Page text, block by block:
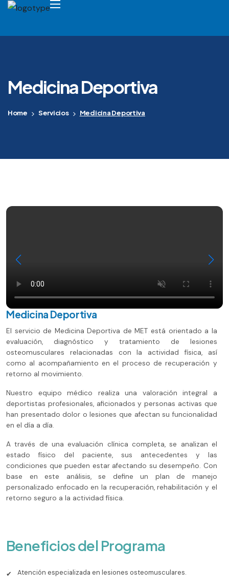
Medicina Deportiva
Home Servicios Medicina Deportiva
Medicina Deportiva
El servicio de Medicina Deportiva de MET está orientado a la
evaluación, diagnóstico y tratamiento de lesiones
osteomusculares relacionadas con la actividad física, así
como al acompañamiento en el proceso de recuperación y
retorno al movimiento.
Nuestro equipo médico realiza una valoración integral a
deportistas profesionales, aficionados y personas activas que
han presentado dolor o lesiones que afectan su funcionalidad
en el día a día.
A través de una evaluación clínica completa, se analizan el
estado físico del paciente, sus antecedentes y las
condiciones que pueden estar afectando su desempeño. Con
base en este análisis, se define un plan de manejo
personalizado enfocado en la recuperación, rehabilitación y el
retorno seguro a la actividad física.
Beneficios del Programa
✔ Atención especializada en lesiones osteomusculares.